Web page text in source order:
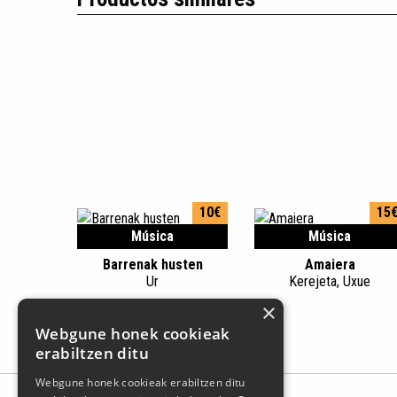
Música
10€
Barrenak husten
Ur
Música
15€
Amaiera
Kerejeta, Uxue
×
Webgune honek cookieak
erabiltzen ditu
Webgune honek cookieak erabiltzen ditu